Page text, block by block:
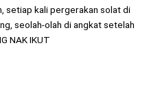
setiap kali pergerakan solat di
seolah-olah di angkat setelah
NAK IKUT